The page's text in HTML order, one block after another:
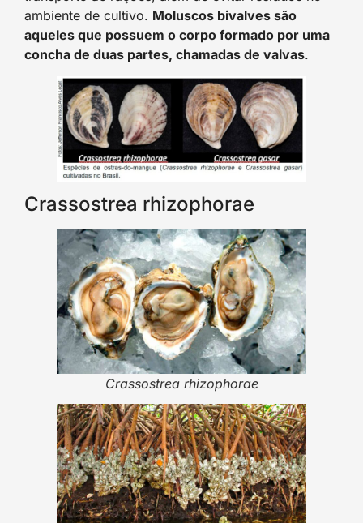
ambiente de cultivo. Moluscos bivalves são
aqueles que possuem o corpo formado por uma
concha de duas partes, chamadas de valvas.
Crassostrea rhizophorae
Crassostrea rhizophorae